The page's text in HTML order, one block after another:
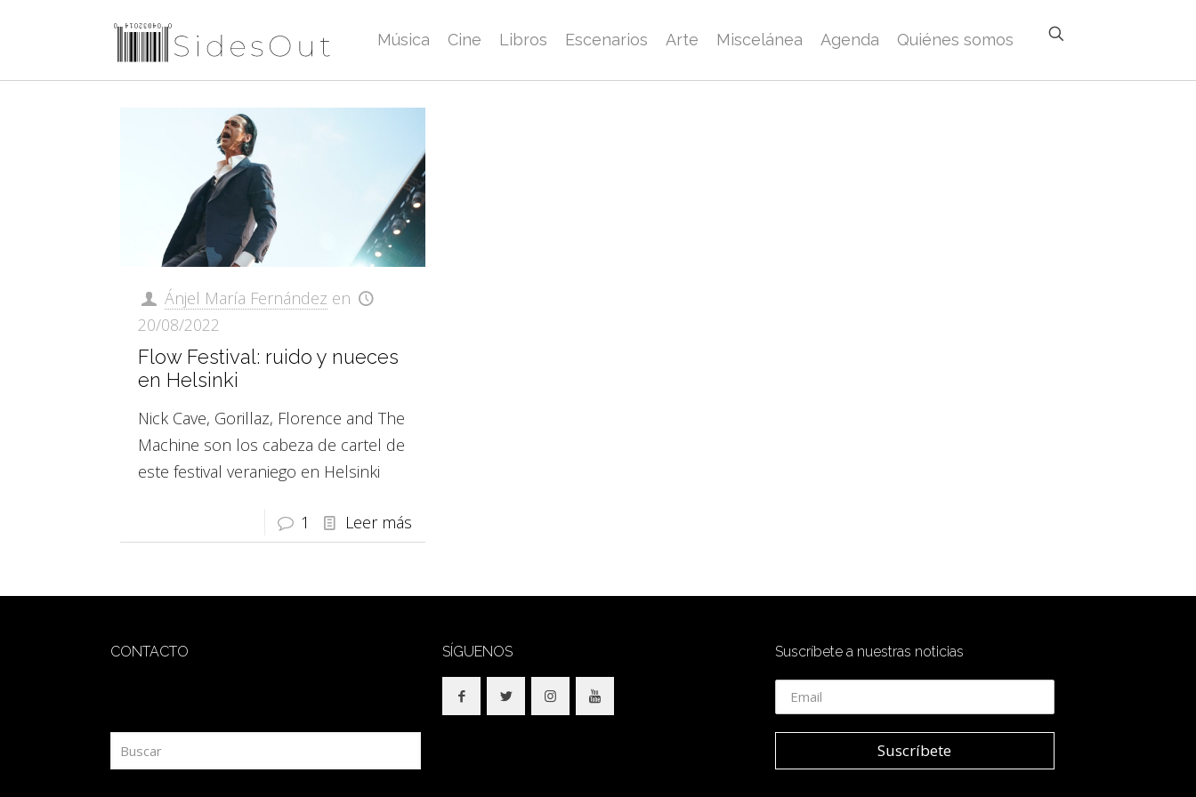
Música Cine Libros Escenarios Arte Miscelánea Agenda Quiénes somos
Ánjel María Fernández en
20/08/2022
Flow Festival: ruido y nueces
en Helsinki
Nick Cave, Gorillaz, Florence and The
Machine son los cabeza de cartel de
este festival veraniego en Helsinki
1 Leer más
CONTACTO SÍGUENOS Suscríbete a nuestras noticias